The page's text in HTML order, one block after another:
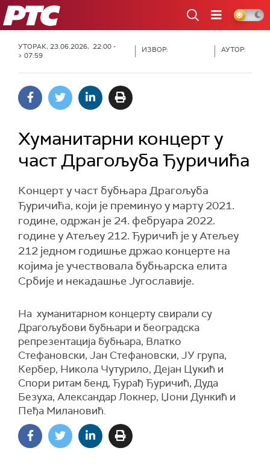
РТС
УТОРАК, 23.06.2026, 22:00 -
> 07:59
ИЗВОР: АУТОР:
Хуманитарни концерт у
част Драгољуба Ђуричића
Концерт у част бубњара Драгољуба
Ђуричића, који је преминуо у марту 2021.
године, одржан је 24. фебруара 2022.
године у Атељеу 212. Ђуричић је у Атељеу
212 једном годишње држао концерте на
којима је учествовала бубњарска елита
Србије и некадашње Југославије.
На хуманитарном концерту свирали су
Драгољубови бубњари и београдска
репрезентација бубњара, Влатко
Стефановски, Јан Стефановски, ЈУ група,
Кербер, Никола Чутурило, Дејан Цукић и
Спори ритам бенд, Ђурађ Ђуричић, Дуда
Безуха, Александар Локнер, Џони Дункић и
Пеђа Милановић.